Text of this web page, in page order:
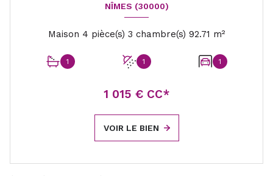
NÎMES (30000)
Maison 4 pièce(s) 3 chambre(s) 92.71 m²
1 1 1
1 015 € CC*
VOIR LE BIEN